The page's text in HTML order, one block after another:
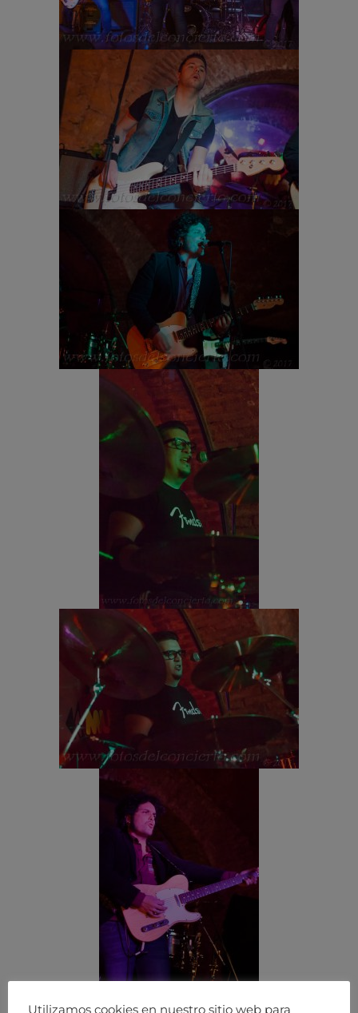
Utilizamos cookies en nuestro sitio web para